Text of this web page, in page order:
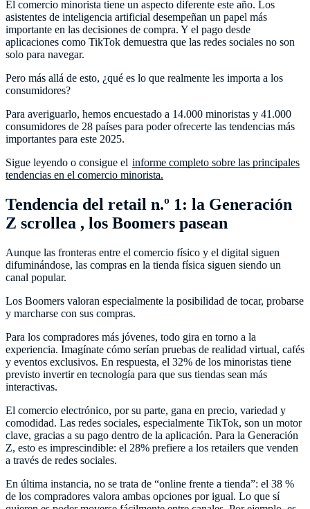
El comercio minorista tiene un aspecto diferente este año. Los
asistentes de inteligencia artificial desempeñan un papel más
importante en las decisiones de compra. Y el pago desde
aplicaciones como TikTok demuestra que las redes sociales no son
solo para navegar.
Pero más allá de esto, ¿qué es lo que realmente les importa a los
consumidores?
Para averiguarlo, hemos encuestado a 14.000 minoristas y 41.000
consumidores de 28 países para poder ofrecerte las tendencias más
importantes para este 2025.
Sigue leyendo o consigue el informe completo sobre las principales
tendencias en el comercio minorista.
Tendencia del retail n.º 1: la Generación
Z scrollea , los Boomers pasean
Aunque las fronteras entre el comercio físico y el digital siguen
difuminándose, las compras en la tienda física siguen siendo un
canal popular.
Los Boomers valoran especialmente la posibilidad de tocar, probarse
y marcharse con sus compras.
Para los compradores más jóvenes, todo gira en torno a la
experiencia. Imagínate cómo serían pruebas de realidad virtual, cafés
y eventos exclusivos. En respuesta, el 32% de los minoristas tiene
previsto invertir en tecnología para que sus tiendas sean más
interactivas.
El comercio electrónico, por su parte, gana en precio, variedad y
comodidad. Las redes sociales, especialmente TikTok, son un motor
clave, gracias a su pago dentro de la aplicación. Para la Generación
Z, esto es imprescindible: el 28% prefiere a los retailers que venden
a través de redes sociales.
En última instancia, no se trata de “online frente a tienda”: el 38 %
de los compradores valora ambas opciones por igual. Lo que sí